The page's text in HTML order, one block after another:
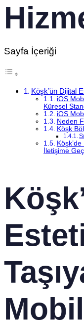
Sayfa İçeriği
Köşk’ün Dijital
iOS
Küresel
iOS
Neden
Köşk
İletişime
Mobil